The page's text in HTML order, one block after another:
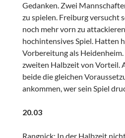
Gedanken. Zwei
zu spielen. Freiburg versucht
noch mehr vorn zu
hochintensives Spiel. Hatten
Vorbereitung als
zweiten Halbzeit von Vorteil.
beide die gleichen
ankommen, wer sein Spiel
20.03
Rangnick: In der Halbzeit